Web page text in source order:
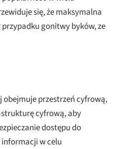
się, że maksymalna
przypadku gonitwy byków, ze
przestrzeń cyfrową,
cyfrową, aby
dostępu do
w celu